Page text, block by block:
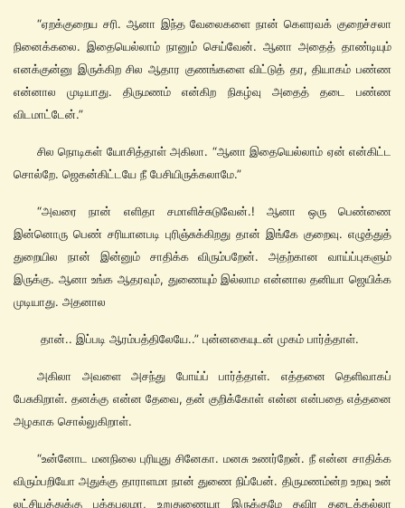
“ஏறக்குறைய சரி. ஆனா இந்த வேலைகளை நான் கெளரவக் குறைச்சலா
நினைக்கலை. இதையெல்லாம் நானும் செய்வேன். ஆனா அதைத் தாண்டியும்
எனக்குன்னு இருக்கிற சில ஆதார குணங்களை விட்டுத் தர, தியாகம் பண்ண
என்னால முடியாது. திருமணம் என்கிற நிகழ்வு அதைத் தடை பண்ண
விடமாட்டேன்.”
சில நொடிகள் யோசித்தாள் அகிலா. “ஆனா இதையெல்லாம் ஏன் என்கிட்ட
சொல்றே. ஜெகன்கிட்டயே நீ பேசியிருக்கலாமே.”
“அவரை நான் எளிதா சமாளிச்சுடுவேன்.! ஆனா ஒரு பெண்ணை
இன்னொரு பெண் சரியானபடி புரிஞ்சுக்கிறது தான் இங்கே குறைவு. எழுத்துத்
துறையில நான் இன்னும் சாதிக்க விரும்பறேன். அதற்கான வாய்ப்புகளும்
இருக்கு. ஆனா உங்க ஆதரவும், துணையும் இல்லாம என்னால தனியா ஜெயிக்க
முடியாது. அதனால
தான்.. இப்படி ஆரம்பத்திலேயே..” புன்னகையுடன் முகம் பார்த்தாள்.
அகிலா அவளை அசந்து போய்ப் பார்த்தாள். எத்தனை தெளிவாகப்
பேசுகிறாள். தனக்கு என்ன தேவை, தன் குறிக்கோள் என்ன என்பதை எத்தனை
அழகாக சொல்லுகிறாள்.
“உன்னோட மனநிலை புரியுது சினேகா. மனசு உணர்றேன். நீ என்ன சாதிக்க
விரும்பறியோ அதுக்கு தாராளமா நான் துணை நிப்பேன். திருமணம்ன்ற உறவு உன்
லட்சியத்துக்கு பக்கபலமா, உறுதுணையா இருக்குமே தவிர தடைக்கல்லா